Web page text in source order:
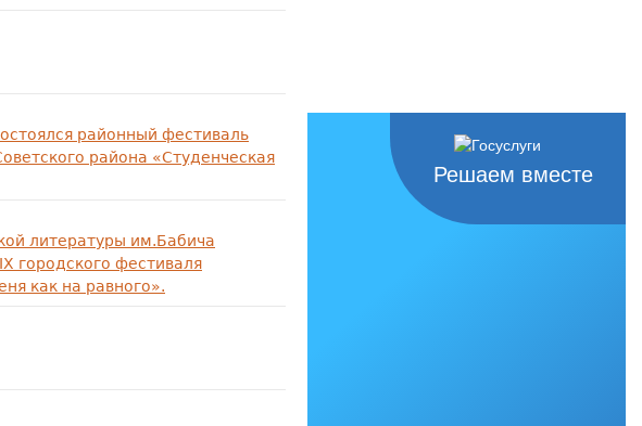
районный фестиваль
района «Студенческая
литературы им.Бабича
городского фестиваля
как на равного».
Решаем вместе